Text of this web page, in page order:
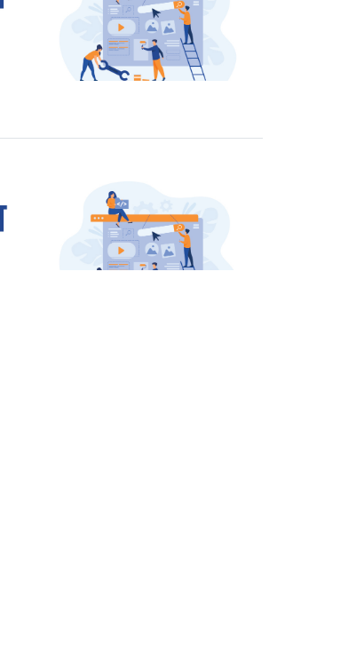
ইমামকে মারধরের অভিযোগে
ঝালকাঠিতে বিএনপি নেতার
রাজশাহীতে প্রতারক তমাল
ওসমান হাদি হত্যার বিচার
দাবিতে উত্তাল শাহবাগ